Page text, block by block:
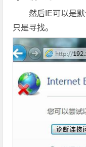
然后IE可以是
只是寻找。